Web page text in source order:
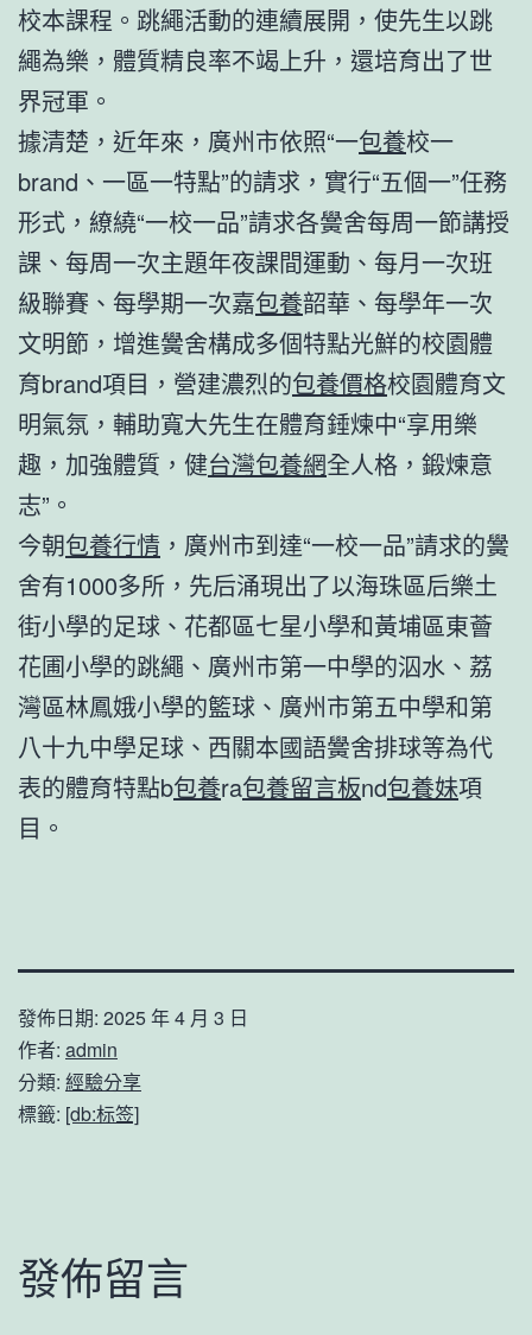
校本課程。跳繩活動的連續展開，使先生以跳
繩為樂，體質精良率不竭上升，還培育出了世
界冠軍。
據清楚，近年來，廣州市依照“一包養校一
brand、一區一特點”的請求，實行“五個一”任務
形式，繚繞“一校一品”請求各黌舍每周一節講授
課、每周一次主題年夜課間運動、每月一次班
級聯賽、每學期一次嘉包養韶華、每學年一次
文明節，增進黌舍構成多個特點光鮮的校園體
育brand項目，營建濃烈的包養價格校園體育文
明氣氛，輔助寬大先生在體育錘煉中“享用樂
趣，加強體質，健台灣包養網全人格，鍛煉意
志”。
今朝包養行情 ，廣州市到達“一校一品”請求的黌
舍有1000多所，先后涌現出了以海珠區后樂土
街小學的足球、花都區七星小學和黃埔區東薈
花圃小學的跳繩、廣州市第一中學的泅水、荔
灣區林鳳娥小學的籃球、廣州市第五中學和第
八十九中學足球、西關本國語黌舍排球等為代
表的體育特點b包養ra包養留言板nd包養妹項
目。
發佈日期: 2025 年 4 月 3 日
作者: admin
分類: 經驗分享
標籤: [db:标签]
發佈留言